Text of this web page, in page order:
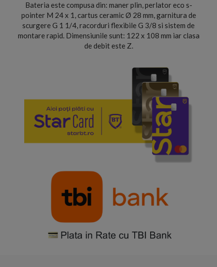
Bateria este compusa din: maner plin, perlator eco s-
pointer M 24 x 1, cartus ceramic Ø 28 mm, garnitura de
scurgere G 1 1/4, racorduri flexibile G 3/8 si sistem de
montare rapid. Dimensiunile sunt: 122 x 108 mm iar clasa
de debit este Z.